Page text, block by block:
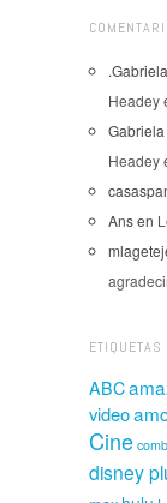
.Gabriela
Headey
Gabriela
Headey
Ansen
ETIQUETAS
ABC
video
Cine
disney